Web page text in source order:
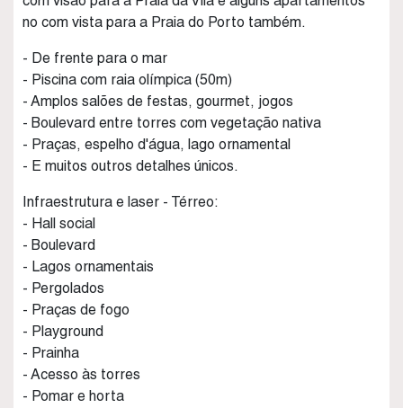
no com vista para a Praia do Porto também.
- De frente para o mar
- Piscina com raia olímpica (50m)
- Amplos salões de festas, gourmet, jogos
- Boulevard entre torres com vegetação nativa
- Praças, espelho d'água, lago ornamental
- E muitos outros detalhes únicos.
Infraestrutura e laser - Térreo:
- Hall social
- Boulevard
- Lagos ornamentais
- Pergolados
- Praças de fogo
- Playground
- Prainha
- Acesso às torres
- Pomar e horta